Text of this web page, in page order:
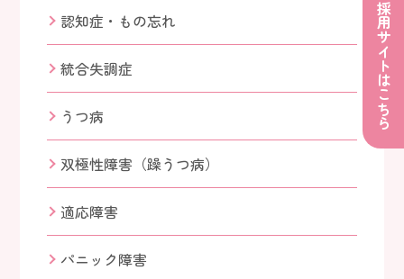
認知症・もの忘れ
統合失調症
うつ病
双極性障害（躁うつ病）
適応障害
パニック障害
採用サイトはこちら